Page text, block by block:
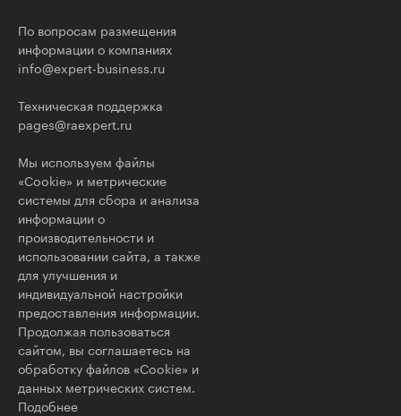
По вопросам размещения
информации о компаниях
info@expert-business.ru
Техническая поддержка
pages@raexpert.ru
Мы используем файлы
«Cookie» и метрические
системы для сбора и анализа
информации о
производительности и
использовании сайта, а также
для улучшения и
индивидуальной настройки
предоставления информации.
Продолжая пользоваться
сайтом, вы соглашаетесь на
обработку файлов «Cookie» и
данных метрических систем.
Подобнее